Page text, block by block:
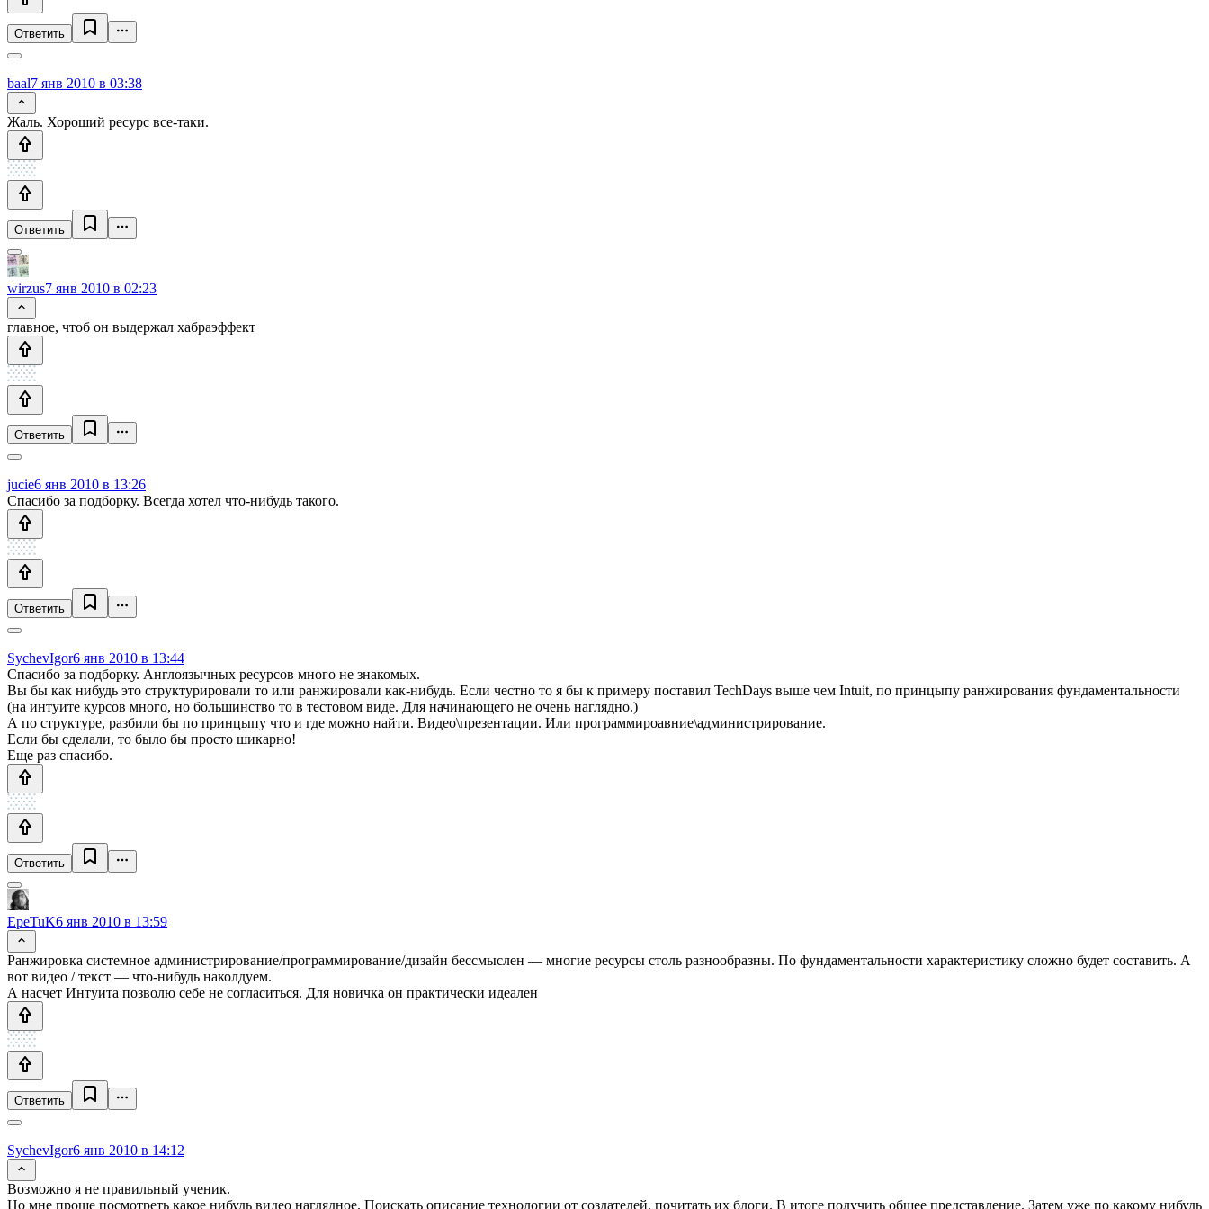
Ответить
baal7 янв 2010 в 03:38
Жаль. Хороший ресурс все-таки.
Ответить
wirzus7 янв 2010 в 02:23
главное, чтоб он выдержал хабраэффект
Ответить
jucie6 янв 2010 в 13:26
Спасибо за подборку. Всегда хотел что-нибудь такого.
Ответить
SychevIgor6 янв 2010 в 13:44
Спасибо за подборку. Англоязычных ресурсов много не знакомых.
Вы бы как нибудь это структурировали то или ранжировали как-нибудь. Если честно то я бы к примеру поставил TechDays выше чем Intuit, по принцыпу ранжирования фундаментальности
(на интуите курсов много, но большинство то в тестовом виде. Для начинающего не очень наглядно.)
А по структуре, разбили бы по принцыпу что и где можно найти. Видео\презентации. Или программироавние\администрирование.
Если бы сделали, то было бы просто шикарно!
Еще раз спасибо.
Ответить
EpeTuK6 янв 2010 в 13:59
Ранжировка системное администрирование/программирование/дизайн бессмыслен — многие ресурсы столь разнообразны. По фундаментальности характеристику сложно будет составить. А
вот видео / текст — что-нибудь наколдуем.
А насчет Интуита позволю себе не согласиться. Для новичка он практически идеален
Ответить
SychevIgor6 янв 2010 в 14:12
Возможно я не правильный ученик.
Но мне проще посмотреть какое нибудь видео наглядное. Поискать описание технологии от создателей, почитать их блоги. В итоге получить общее представление. Затем уже по какому нибудь